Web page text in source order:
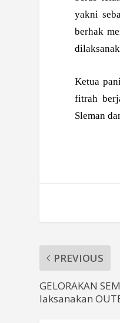
yakni
berhak
Ketua
fitrah
Sleman
PREVIOUS
GELORAKAN
laksanakan